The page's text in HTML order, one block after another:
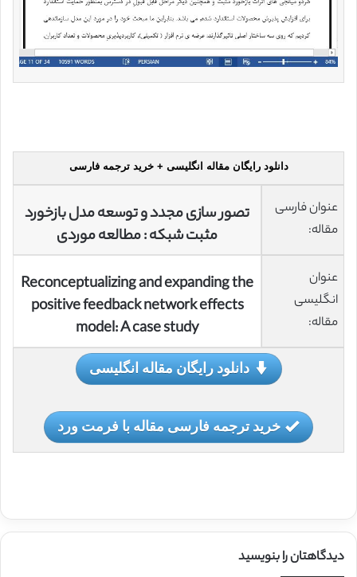
دانلود رایگان مقاله انگلیسی + خرید ترجمه فارسی
عنوان فارسی
مقاله:
تصور سازی مجدد و توسعه مدل بازخورد
مثبت شبکه : مطالعه موردی
عنوان
انگلیسی
مقاله:
Reconceptualizing and expanding the
positive feedback network effects
model: A case study
دانلود رایگان مقاله انگلیسی
خرید ترجمه فارسی مقاله با فرمت ورد
دیدگاهتان را بنویسید